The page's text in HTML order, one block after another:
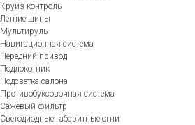
Круиз-контроль
Летние шины
Мультируль
Навигационная система
Передний привод
Подлокотник
Подсветка салона
Противобуксовочная система
Сажевый фильтр
Светодиодные габаритные огни